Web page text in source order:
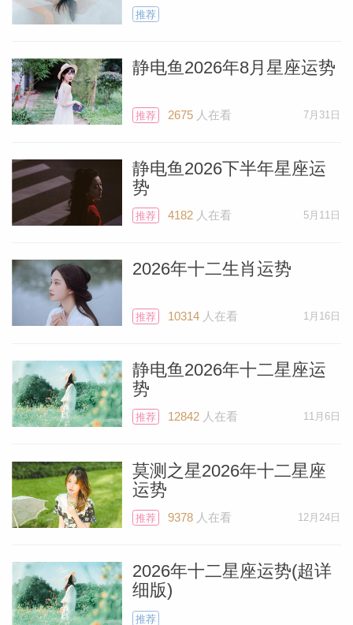
推荐
静电鱼2026年8月星座运势
推荐 2675人在看 7月31日
静电鱼2026下半年星座运
势
推荐 4182人在看 5月11日
2026年十二生肖运势
推荐 10314人在看 1月16日
静电鱼2026年十二星座运
势
推荐 12842人在看 11月6日
莫测之星2026年十二星座
运势
推荐 9378人在看 12月24日
2026年十二星座运势(超详
细版)
推荐